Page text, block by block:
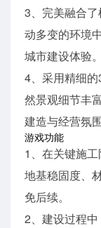
3、完美融合
动多变的环境
城市建设体验。
4、采用精细
然景观细节丰
建造与经营氛围
游戏功能
1、在关键施
地基稳固度、
免后续。
2、建设过程